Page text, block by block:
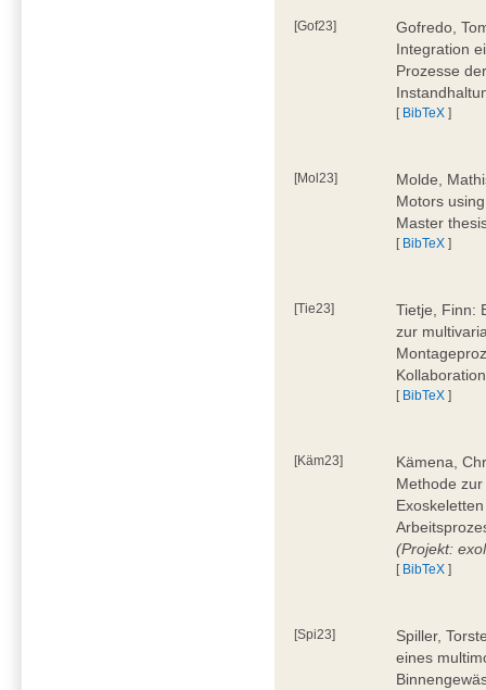
[Gof23]
Gofredo,
Integration
Prozesse
[ BibTeX ]
[Mol23]
Molde,
Motors
Master
[ BibTeX ]
[Tie23]
Tietje, Finn:
zur
[ BibTeX ]
[Käm23]
Kämena,
Methode
(Projekt:
[ BibTeX ]
[Spi23]
Spiller,
eines